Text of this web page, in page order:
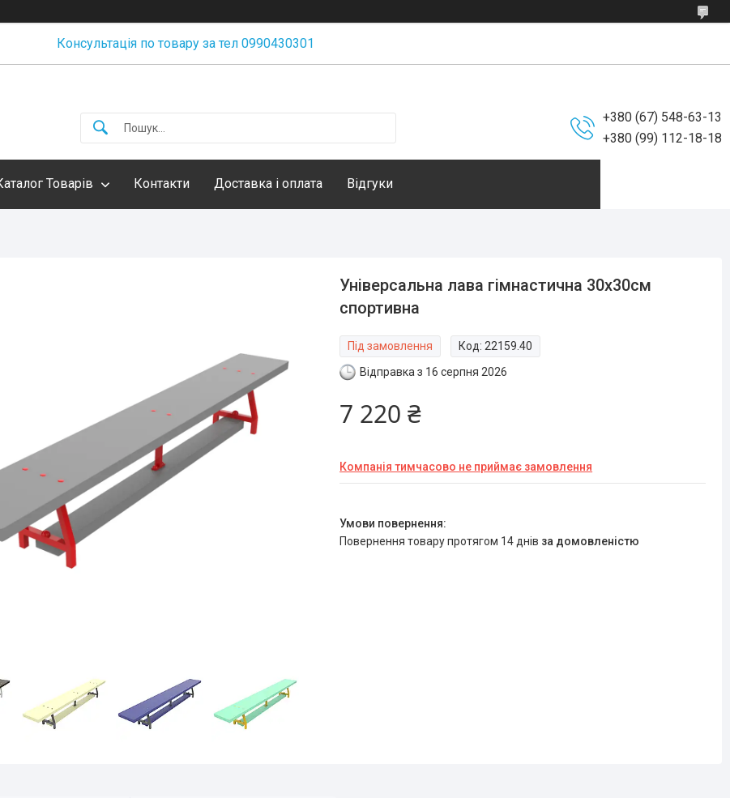
Консультація по товару за тел 0990430301
+380 (67) 548-63-13
+380 (99) 112-18-18
Товарів Контакти Доставка і оплата Відгуки
Універсальна лава гімнастична 30х30см
спортивна
Під замовлення Код: 22159.40
Відправка з 16 серпня 2026
7 220 ₴
Компанія тимчасово не приймає замовлення
повернення товару протягом 14 днів за домовленістю